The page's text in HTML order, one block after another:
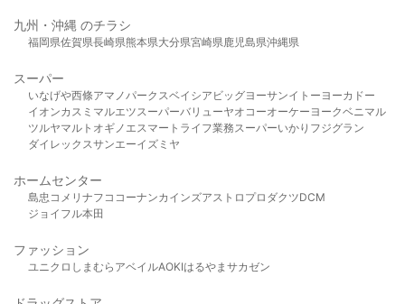
九州・沖縄 のチラシ
福岡県佐賀県長崎県熊本県大分県宮崎県鹿児島県沖縄県
スーパー
いなげや西條アマノパークスベイシア ビッグヨーサンイトーヨーカドー
イオンカスミ マルエツスーパーバリューヤオコーオーケー ヨークベニマル
ツルヤマルト オギノ エスマート ライフ業務スーパーいかり フジグラン
ダイレックスサンエーイズミヤ
ホームセンター
島忠 コメリ ナフコ コーナンカインズアストロプロダクツDCM
ジョイフル本田
ファッション
ユニクロ しまむら アベイルAOKIはるやま サカゼン